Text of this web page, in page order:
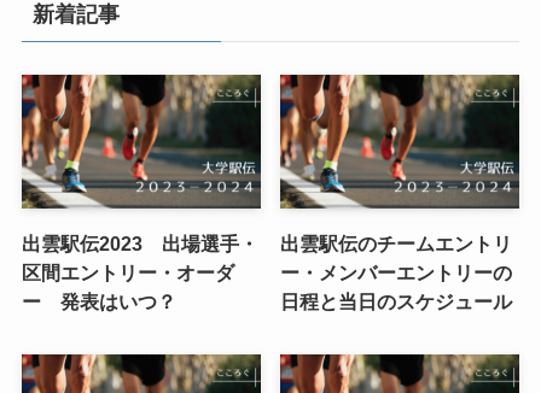
新着記事
出雲駅伝2023 出場選手・
区間エントリー・オーダ
ー 発表はいつ？
出雲駅伝のチームエントリ
ー・メンバーエントリーの
日程と当日のスケジュール